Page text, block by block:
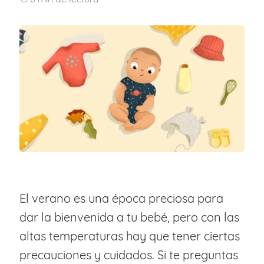
El verano es una época preciosa para
dar la bienvenida a tu bebé, pero con las
altas temperaturas hay que tener ciertas
precauciones y cuidados. Si te preguntas